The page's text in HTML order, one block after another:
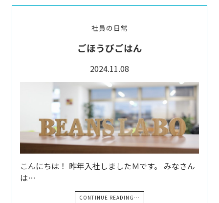
社員の日常
ごほうびごはん
2024.11.08
こんにちは！ 昨年入社しましたＭです。 みなさん
は…
CONTINUE READING…